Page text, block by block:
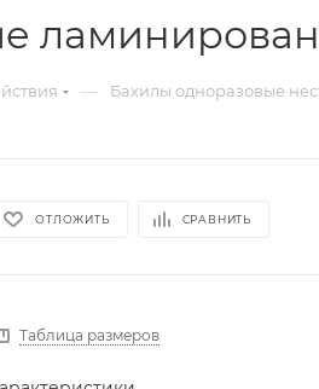
— Бахилы одноразовые
ОТЛОЖИТЬ СРАВНИТЬ
Таблица размеров